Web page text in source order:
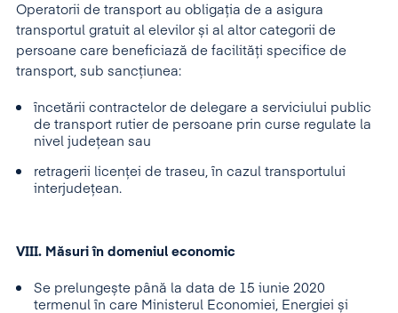
Operatorii de transport au obligația de a asigura
transportul gratuit al elevilor și al altor categorii de
persoane care beneficiază de facilități specifice de
transport, sub sancțiunea:
încetării contractelor de delegare a serviciului public
de transport rutier de persoane prin curse regulate la
nivel județean sau
retragerii licenței de traseu, în cazul transportului
interjudețean.
VIII. Măsuri în domeniul economic
Se prelungește până la data de 15 iunie 2020
termenul în care Ministerul Economiei, Energiei și